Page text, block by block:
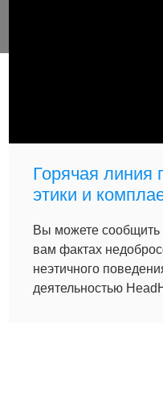
Горячая линия
этики и
Вы можете
вам фактах
неэтичного
деятельностью